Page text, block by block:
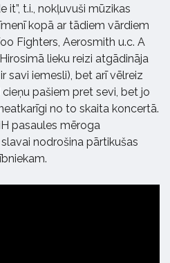
it”, t.i., nokļuvuši mūzikas
kopā ar tādiem vārdiem
Fighters, Aerosmith u.c. A
lieku reizi atgādināja
savi iemesli), bet arī vēlreiz
pašiem pret sevi, bet jo
no to skaita koncertā.
pasaules mēroga
nodrošina pārtikušas